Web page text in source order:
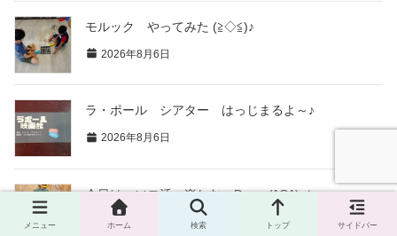
モルック やってみた (≧◇≦)♪
2026年8月6日
ラ・ポール シアター はっじまるよ～♪
2026年8月6日
今日は ソロ活 楽しむ Dayっ(^O^)／♪
2026年8月5日
メニュー ホーム 検索 トップ サイドバー